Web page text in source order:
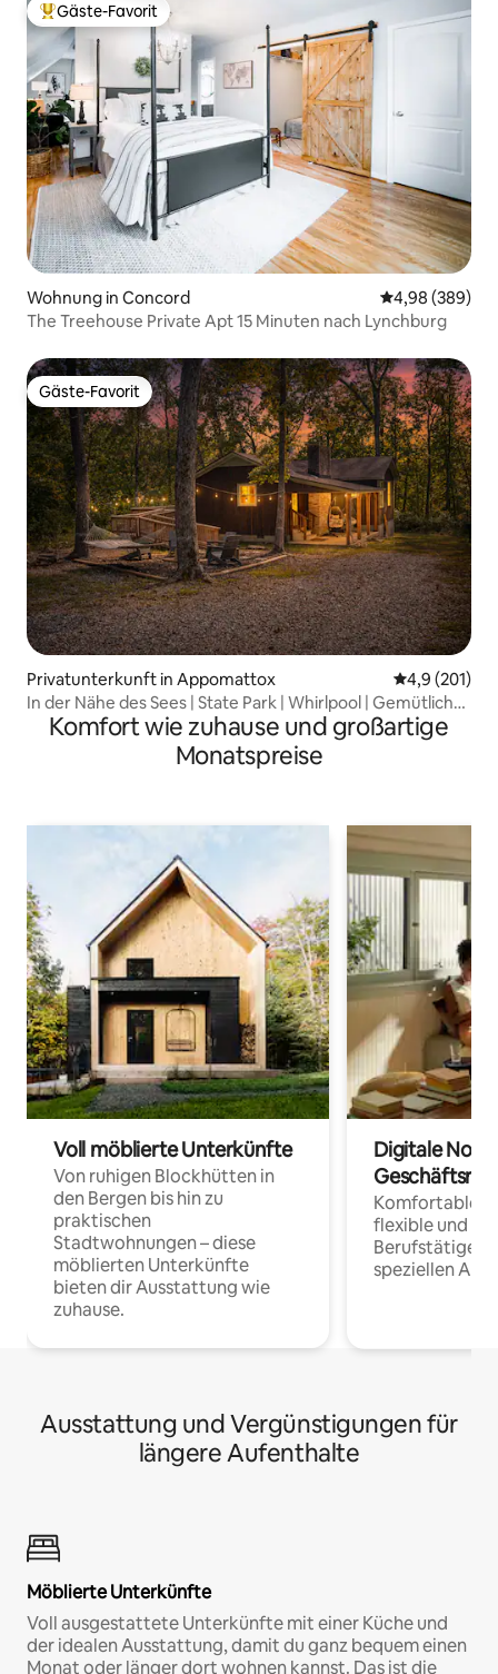
Beliebter Gäste-Favorit.
Gäste-Favorit
Wohnung in Concord
4,98 (389)
The Treehouse Private Apt 15 Minuten nach Lynchburg
Gäste-Favorit
Gäste-Favorit
Privatunterkunft in Appomattox
4,9 (201)
In der Nähe des Sees | State Park | Whirlpool | Gemütliche
Hütte
Komfort wie zuhause und großartige
Monatspreise
Voll möblierte Unterkünfte
Von ruhigen Blockhütten in
den Bergen bis hin zu
praktischen
Stadtwohnungen – diese
möblierten Unterkünfte
bieten dir Ausstattung wie
zuhause.
Digitale
Komfortable
flexible und
Berufstätige
speziellen
Ausstattung und Vergünstigungen für
längere Aufenthalte
Möblierte Unterkünfte
Voll ausgestattete Unterkünfte mit einer Küche und
der idealen Ausstattung, damit du ganz bequem einen
Monat oder länger dort wohnen kannst. Das ist die